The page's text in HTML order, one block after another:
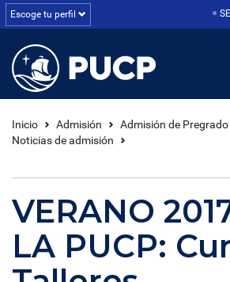
Escoge tu perfil
Inicio Admisión
Admisión de Pregrado
Noticias de admisión
VERANO
LA PUCP: